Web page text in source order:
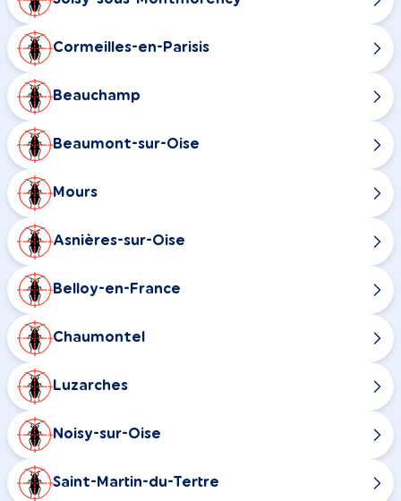
Cormeilles-en-Parisis
Beauchamp
Beaumont-sur-Oise
Mours
Asnières-sur-Oise
Belloy-en-France
Chaumontel
Luzarches
Noisy-sur-Oise
Saint-Martin-du-Tertre